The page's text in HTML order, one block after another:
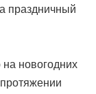
праздничный
новогодних